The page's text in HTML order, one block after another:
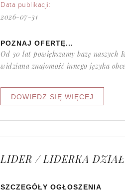
Data publikacji:
2026-07-31
POZNAJ OFERTĘ...
Od 30 lat powiększamy bazę naszych
widziana znajomość innego języka
LIDER / LIDERKA
SZCZEGÓŁY OGŁOSZENIA